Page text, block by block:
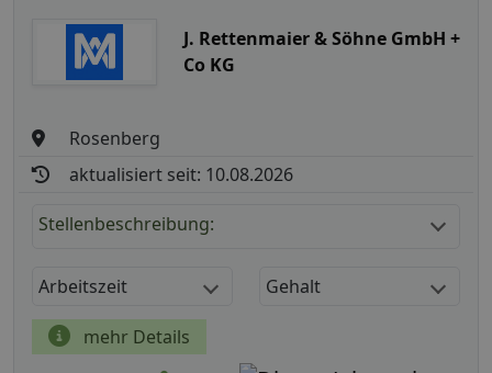
J. Rettenmaier & Söhne GmbH +
Co KG
Rosenberg
aktualisiert seit: 10.08.2026
Stellenbeschreibung:
Arbeitszeit Gehalt
mehr Details